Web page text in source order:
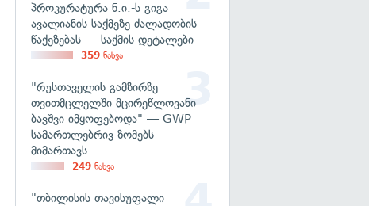
პროკურატურა ნ.ი.-ს გიგა
ავალიანის საქმეზე ძალადობის
წაქეზებას — საქმის დეტალები
359 ნახვა
"რუსთაველის გამზირზე
თვითმცლელში მცირეწლოვანი
ბავშვი იმყოფებოდა" — GWP
სამართლებრივ ზომებს
მიმართავს
249 ნახვა
"თბილისის თავისუფალი